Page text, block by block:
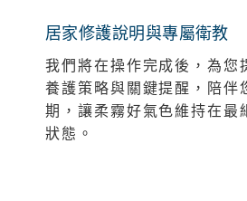
居家修護說明與專屬衛教
我們將在操作完成後，為您
養護策略與關鍵提醒，陪伴
期，讓柔霧好氣色維持在最
狀態。